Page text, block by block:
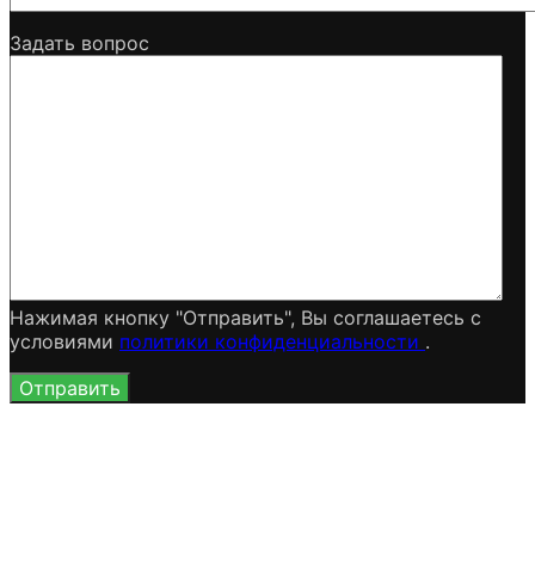
Задать вопрос
Нажимая кнопку "Отправить", Вы соглашаетесь c
условиями политики конфиденциальности .